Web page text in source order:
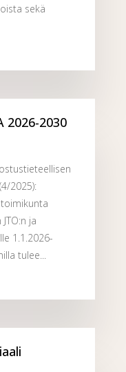
sekä
2026-2030
2025):
ja
1.1.2026-
tulee...